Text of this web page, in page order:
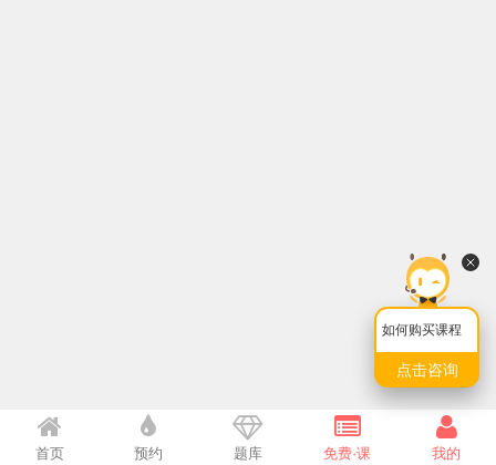
如何购买课程
点击咨询
首页 预约 题库 免费·课 我的